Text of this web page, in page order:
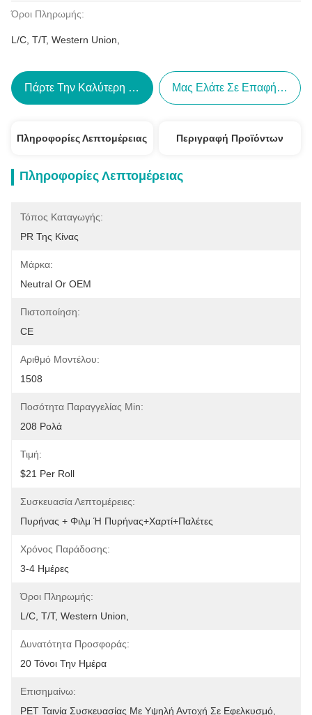
Όροι Πληρωμής:
L/C, T/T, Western Union,
Πάρτε Την Καλύτερη Τιμή Μας Ελάτε Σε Επαφή Με
Πληροφορίες Λεπτομέρειας Περιγραφή Προϊόντων
Πληροφορίες Λεπτομέρειας
Τόπος Καταγωγής:
PR Της Κίνας
Μάρκα:
Neutral Or OEM
Πιστοποίηση:
CE
Αριθμό Μοντέλου:
1508
Ποσότητα Παραγγελίας Min:
208 Ρολά
Τιμή:
$21 Per Roll
Συσκευασία Λεπτομέρειες:
Πυρήνας + Φιλμ Ή Πυρήνας+χαρτί+παλέτες
Χρόνος Παράδοσης:
3-4 Ημέρες
Όροι Πληρωμής:
L/C, T/T, Western Union,
Δυνατότητα Προσφοράς:
20 Τόνοι Την Ημέρα
Επισημαίνω:
PET Ταινία Συσκευασίας Με Υψηλή Αντοχή Σε Εφελκυσμό